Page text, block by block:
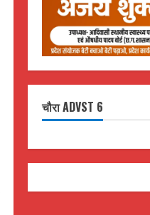
चौरा ADVST 6